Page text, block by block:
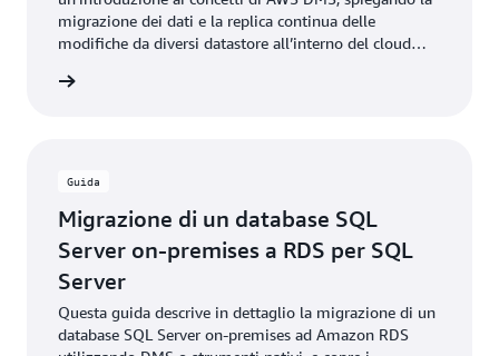
migrazione dei dati e la replica continua delle
modifiche da diversi datastore all’interno del cloud
Guida
Migrazione di un database SQL
Server on-premises a RDS per SQL
Server
Questa guida descrive in dettaglio la migrazione di un
database SQL Server on-premises ad Amazon RDS